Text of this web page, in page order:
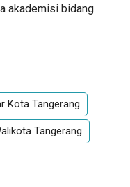
akademisi bidang
Kota Tangerang
Tangerang